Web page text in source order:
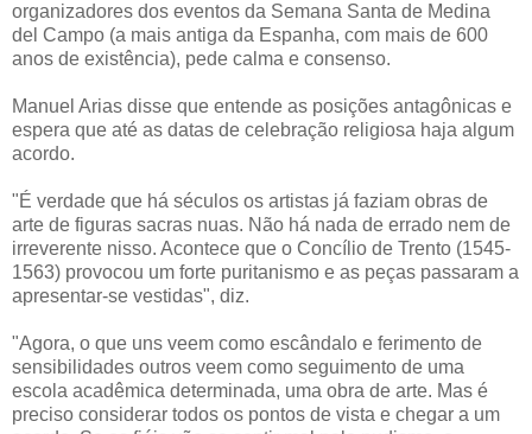
organizadores dos eventos da Semana Santa de Medina
del Campo (a mais antiga da Espanha, com mais de 600
anos de existência), pede calma e consenso.
Manuel Arias disse que entende as posições antagônicas e
espera que até as datas de celebração religiosa haja algum
acordo.
"É verdade que há séculos os artistas já faziam obras de
arte de figuras sacras nuas. Não há nada de errado nem de
irreverente nisso. Acontece que o Concílio de Trento (1545-
1563) provocou um forte puritanismo e as peças passaram a
apresentar-se vestidas", diz.
"Agora, o que uns veem como escândalo e ferimento de
sensibilidades outros veem como seguimento de uma
escola acadêmica determinada, uma obra de arte. Mas é
preciso considerar todos os pontos de vista e chegar a um